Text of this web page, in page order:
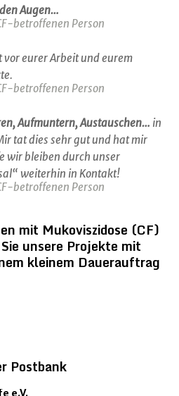
Augen…
betroffenen Person
vor eurer Arbeit und eurem
betroffenen Person
Aufmuntern, Austauschen… in
tat dies sehr gut und hat mir
wir bleiben durch unser
weiterhin in Kontakt!
betroffenen Person
mit Mukoviszidose (CF)
unsere Projekte mit
kleinem Dauerauftrag
Postbank
e.V.